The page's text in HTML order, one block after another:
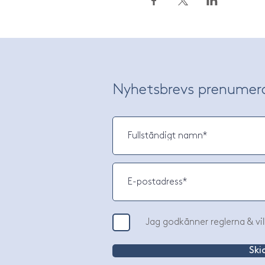
Nyhetsbrevs
Jag godkänner reglerna &